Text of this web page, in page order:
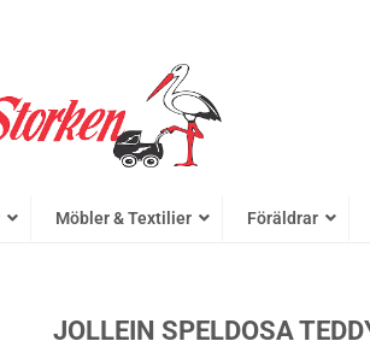
Möbler & Textilier Föräldrar
JOLLEIN SPELDOSA